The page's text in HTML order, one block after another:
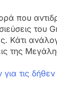
που
του
Κάτι
της
τις